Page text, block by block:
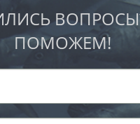
ПОМОЖЕМ!